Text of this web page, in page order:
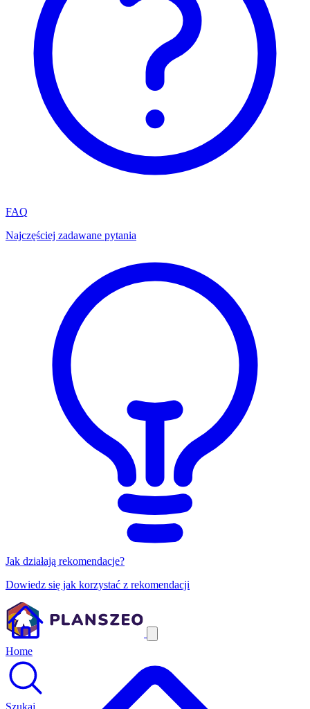
FAQ
Najczęściej zadawane pytania
Jak działają rekomendacje?
Dowiedz się jak korzystać z rekomendacji
Home
Szukaj